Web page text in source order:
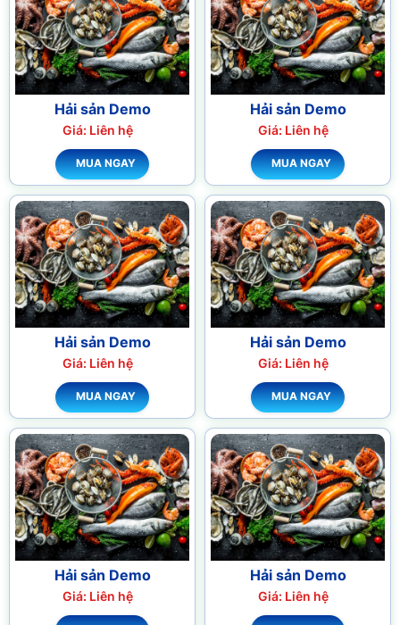
Hải sản Demo
Giá: Liên hệ
MUA NGAY
Hải sản Demo
Giá: Liên hệ
MUA NGAY
Hải sản Demo
Giá: Liên hệ
MUA NGAY
Hải sản Demo
Giá: Liên hệ
MUA NGAY
Hải sản Demo
Giá: Liên hệ
Hải sản Demo
Giá: Liên hệ